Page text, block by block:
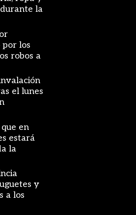
la
los
robos a
el lunes
máxima
en
estará
la
Santa
y
a los